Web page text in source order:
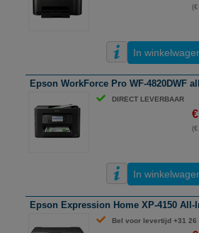
(€
In
Epson WorkForce Pro WF-4820DWF
DIRECT LEVERBAAR
(€
In
Epson Expression Home XP-4150
Bel voor levertijd +31 26